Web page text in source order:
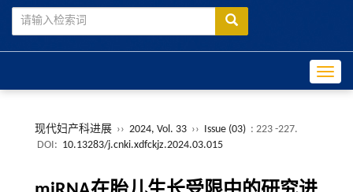
现代妇产科进展 ›› 2024, Vol. 33 ›› Issue (03) : 223 -227.
DOI: 10.13283/j.cnki.xdfckjz.2024.03.015